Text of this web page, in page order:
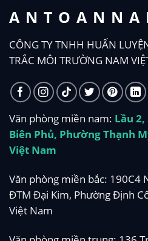
CÔNG TY TNHH HUẤN
TRẮC MÔI TRƯỜNG NAM
Văn phòng miền nam: Lầu
Biên Phủ, Phường Thạnh
Việt Nam
Văn phòng miền bắc: 190C4
ĐTM Đại Kim, Phường Định
Việt Nam